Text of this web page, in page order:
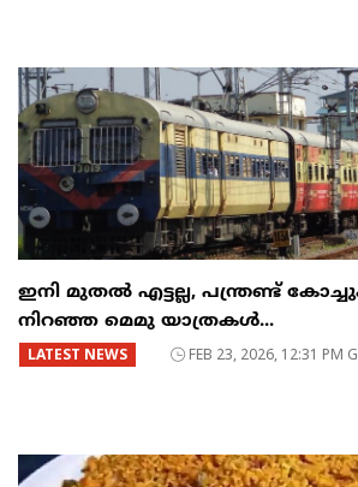
ഇനി മുതൽ എട്ടല്ല, പന്ത്രണ്ട്
നിറഞ്ഞ മെമു യാത്രകൾ...
LATEST NEWS FEB 23, 2026, 12:31 PM